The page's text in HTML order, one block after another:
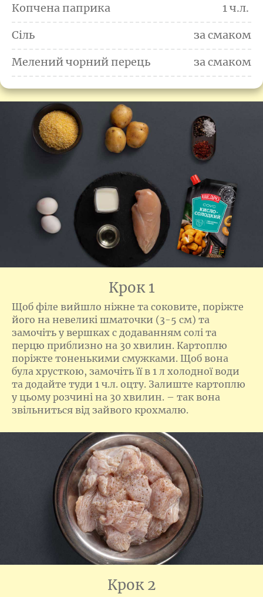
Копчена паприка
1 ч.л.
Сіль
за смаком
Мелений чорний перець
за смаком
Крок 1
Щоб філе вийшло ніжне та соковите, поріжте
його на невеликі шматочки (3-5 см) та
замочіть у вершках с додаванням солі та
перцю приблизно на 30 хвилин. Картоплю
поріжте тоненькими смужками. Щоб вона
була хрусткою, замочіть її в 1 л холодної води
та додайте туди 1 ч.л. оцту. Залиште картоплю
у цьому розчині на 30 хвилин. – так вона
звільниться від зайвого крохмалю.
Крок 2